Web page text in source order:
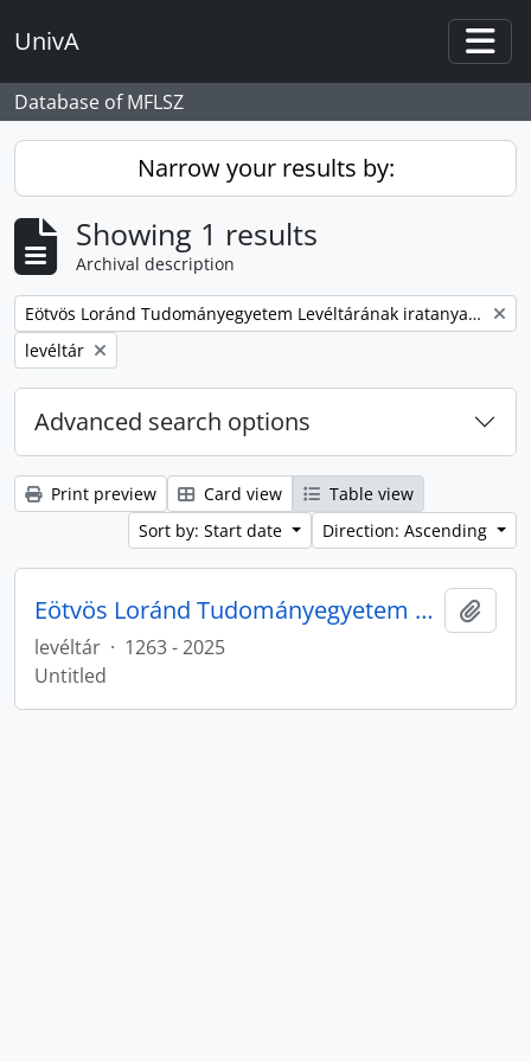
UnivA
Database of MFLSZ
Narrow your results by:
Showing 1 results
Archival description
Remove filter:
Eötvös Loránd Tudományegyetem Levéltárának iratanyaga
Remove filter:
levéltár
Advanced search options
Print preview Card view
Table view
Sort by: Start date
Direction: Ascending
Eötvös Loránd Tudományegyetem Levéltárának iratanyaga
levéltár · 1263 - 2025
Untitled